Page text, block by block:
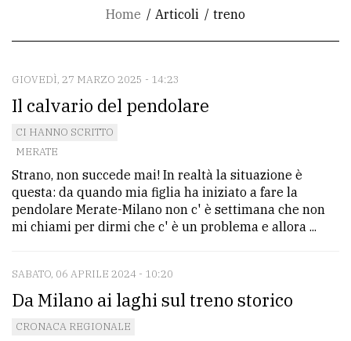
CONTATTI
La
redazione
Scrivici
Per
la
Home Articoli treno
GIOVEDÌ, 27 MARZO 2025 - 14:23
Il calvario del pendolare
CI HANNO SCRITTO
MERATE
Strano, non succede mai! In realtà la situazione è
questa: da quando mia figlia ha iniziato a fare la
pendolare Merate-Milano non c' è settimana che non
mi chiami per dirmi che c' è un problema e allora ...
SABATO, 06 APRILE 2024 - 10:20
Da Milano ai laghi sul treno storico
CRONACA REGIONALE